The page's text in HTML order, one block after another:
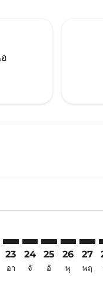
view-offers-
cmp-view-offers-
cmp-view-
DVO–PKU: cmp-
23
อา
DVO–PKU: cmp-
24
จั
DVO–PKU:
25
อั
26
พุ
27
พฤ